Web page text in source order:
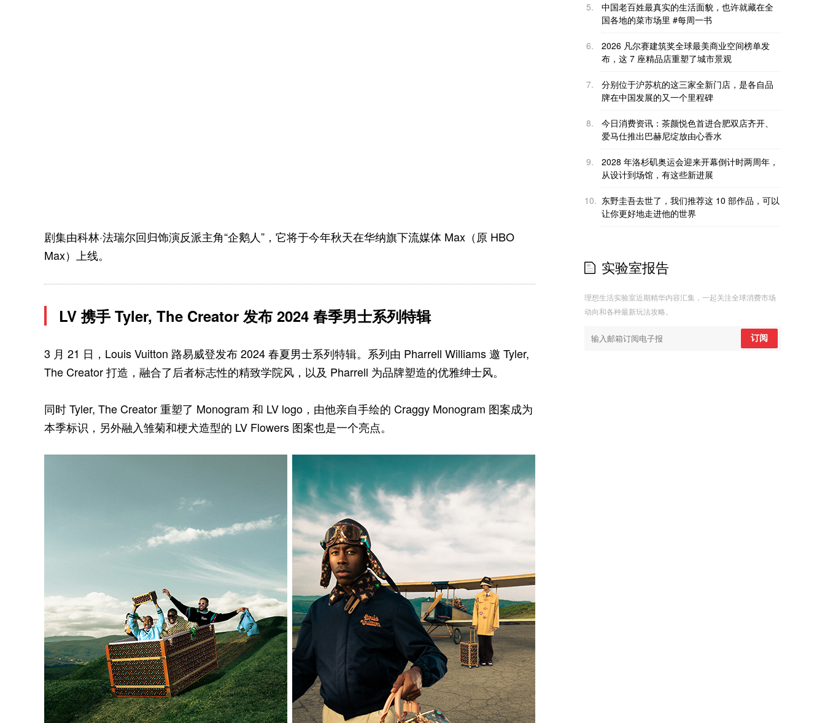
剧集由科林·法瑞尔回归饰演反派主角“企鹅人”，它将于今年秋天在华纳旗下流媒体 Max（原 HBO
Max）上线。
LV 携手 Tyler, The Creator 发布 2024 春季男士系列特辑
3 月 21 日，Louis Vuitton 路易威登发布 2024 春夏男士系列特辑。系列由 Pharrell Williams 邀 Tyler,
The Creator 打造，融合了后者标志性的精致学院风，以及 Pharrell 为品牌塑造的优雅绅士风。
同时 Tyler, The Creator 重塑了 Monogram 和 LV logo，由他亲自手绘的 Craggy Monogram 图案成为
本季标识，另外融入雏菊和梗犬造型的 LV Flowers 图案也是一个亮点。
5.
中国老百姓最真实的生活面貌，也许就藏在全
国各地的菜市场里 #每周一书
6.
2026 凡尔赛建筑奖全球最美商业空间榜单发
布，这 7 座精品店重塑了城市景观
7.
分别位于沪苏杭的这三家全新门店，是各自品
牌在中国发展的又一个里程碑
8.
今日消费资讯：茶颜悦色首进合肥双店齐开、
爱马仕推出巴赫尼绽放由心香水
9.
2028 年洛杉矶奥运会迎来开幕倒计时两周年，
从设计到场馆，有这些新进展
10. 东野圭吾去世了，我们推荐这 10 部作品，可以
让你更好地走进他的世界
实验室报告
理想生活实验室近期精华内容汇集，一起关注全球消费市场
动向和各种最新玩法攻略。